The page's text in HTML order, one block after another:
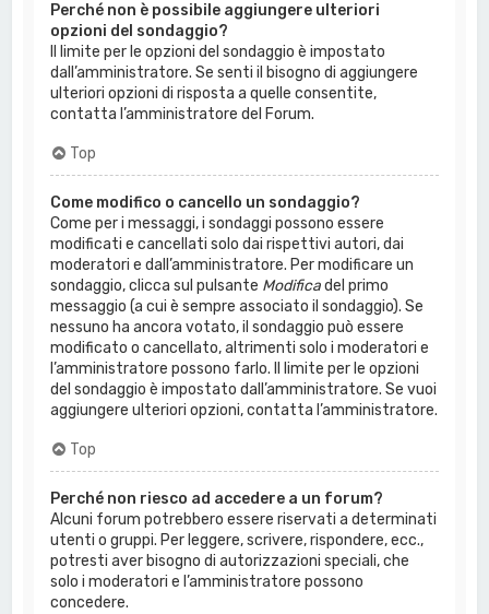
Perché non è possibile aggiungere ulteriori
opzioni del sondaggio?
Il limite per le opzioni del sondaggio è impostato
dall’amministratore. Se senti il bisogno di aggiungere
ulteriori opzioni di risposta a quelle consentite,
contatta l’amministratore del Forum.
Top
Come modifico o cancello un sondaggio?
Come per i messaggi, i sondaggi possono essere
modificati e cancellati solo dai rispettivi autori, dai
moderatori e dall’amministratore. Per modificare un
sondaggio, clicca sul pulsante Modificadel primo
messaggio (a cui è sempre associato il sondaggio). Se
nessuno ha ancora votato, il sondaggio può essere
modificato o cancellato, altrimenti solo i moderatori e
l’amministratore possono farlo. Il limite per le opzioni
del sondaggio è impostato dall’amministratore. Se vuoi
aggiungere ulteriori opzioni, contatta l’amministratore.
Top
Perché non riesco ad accedere a un forum?
Alcuni forum potrebbero essere riservati a determinati
utenti o gruppi. Per leggere, scrivere, rispondere, ecc.,
potresti aver bisogno di autorizzazioni speciali, che
solo i moderatori e l’amministratore possono
concedere.